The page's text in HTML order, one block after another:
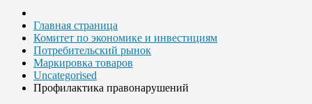
Главная страница
Комитет по экономике и инвестициям
Потребительский рынок
Маркировка товаров
Uncategorised
Профилактика правонарушений